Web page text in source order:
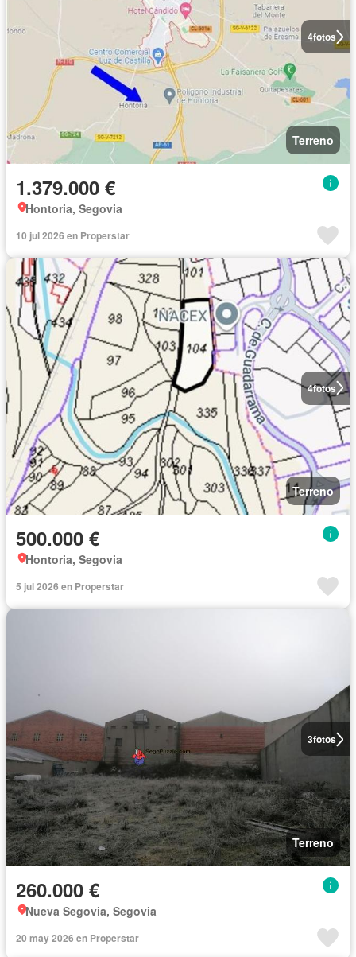
4fotos
Terreno
1.379.000 €
Hontoria, Segovia
10 jul 2026 en Properstar
4fotos
Terreno
500.000 €
Hontoria, Segovia
5 jul 2026 en Properstar
3fotos
Terreno
260.000 €
Nueva Segovia, Segovia
20 may 2026 en Properstar